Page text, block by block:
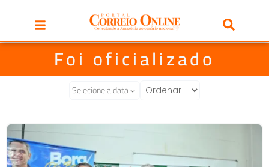
Foi oficializado
Selecione a data